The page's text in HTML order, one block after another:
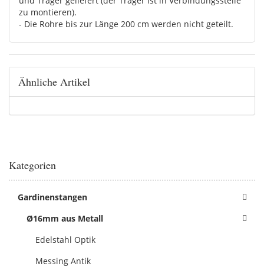
zu montieren).
- Die Rohre bis zur Länge 200 cm werden nicht geteilt.
Ähnliche Artikel
Kategorien
Gardinenstangen
Ø16mm aus Metall
Edelstahl Optik
Messing Antik